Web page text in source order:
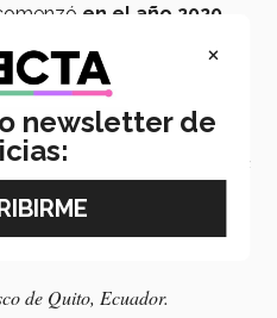
en el año 2020.
273
66 actividades
de 6 universidades
Unidos
Madre y Maestra, República
de Quito, Ecuador.
×
newsletter de